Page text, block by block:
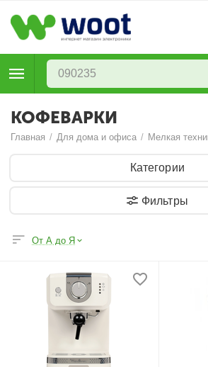
КОФЕВАРКИ
Главная / Для дома и офиса / Мелкая
Категории
Фильтры
От А до Я